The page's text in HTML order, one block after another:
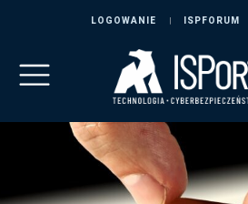
LOGOWANIE ISPFORUM